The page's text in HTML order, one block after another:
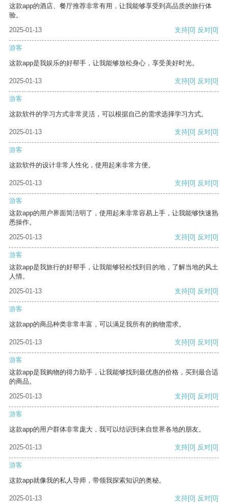
这款app的酒店、餐厅推荐非常有用，让我能够享受到高品质的旅行体
验。
2025-01-13
支持[0] 反对[0]
游客
这款app是我娱乐的好帮手，让我能够放松身心，享受美好时光。
2025-01-13 支持[0] 反对[0]
游客
这款软件的学习方式非常灵活，可以根据自己的需求选择学习方式。
2025-01-13 支持[0] 反对[0]
游客
这款软件的设计非常人性化，使用起来非常方便。
2025-01-13 支持[0] 反对[0]
游客
这款app的用户界面简洁明了，使用起来非常容易上手，让我能够快速熟
悉操作。
2025-01-13
支持[0] 反对[0]
游客
这款app是我旅行的好帮手，让我能够轻松找到目的地，了解当地的风土
人情。
2025-01-13
支持[0] 反对[0]
游客
这款app的商品种类非常丰富，可以满足我所有的购物需求。
2025-01-13 支持[0] 反对[0]
游客
这款app是我购物的得力助手，让我能够找到最优惠的价格，买到最合适
的商品。
2025-01-13
支持[0] 反对[0]
游客
这款app的用户群体非常庞大，我可以结识到来自世界各地的朋友。
2025-01-13 支持[0] 反对[0]
游客
这款app就像我的私人导师，带领我探索知识的奥秘。
2025-01-13 支持[0] 反对[0]